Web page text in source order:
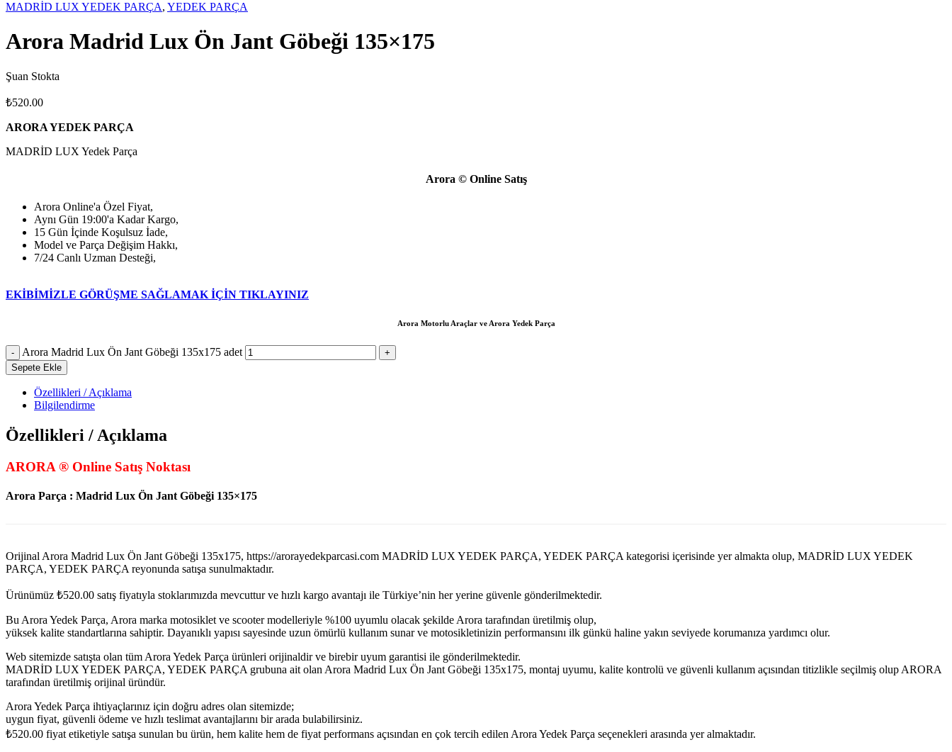
MADRİD LUX YEDEK PARÇA, YEDEK PARÇA
Arora Madrid Lux Ön Jant Göbeği 135×175
Şuan Stokta
₺520.00
ARORA YEDEK PARÇA
MADRİD LUX Yedek Parça
Arora © Online Satış
Arora Online'a Özel Fiyat,
Aynı Gün 19:00'a Kadar Kargo,
15 Gün İçinde Koşulsuz İade,
Model ve Parça Değişim Hakkı,
7/24 Canlı Uzman Desteği,
EKİBİMİZLE GÖRÜŞME SAĞLAMAK İÇİN TIKLAYINIZ
Arora Motorlu Araçlar ve Arora Yedek Parça
Arora Madrid Lux Ön Jant Göbeği 135x175 adet
Sepete Ekle
Özellikleri / Açıklama
Bilgilendirme
Özellikleri / Açıklama
ARORA ® Online Satış Noktası
Arora Parça : Madrid Lux Ön Jant Göbeği 135×175
Orijinal Arora Madrid Lux Ön Jant Göbeği 135x175, https://arorayedekparcasi.com MADRİD LUX YEDEK PARÇA, YEDEK PARÇA kategorisi içerisinde yer almakta olup, MADRİD LUX YEDEK
PARÇA, YEDEK PARÇA reyonunda satışa sunulmaktadır.
Ürünümüz ₺520.00 satış fiyatıyla stoklarımızda mevcuttur ve hızlı kargo avantajı ile Türkiye’nin her yerine güvenle gönderilmektedir.
Bu Arora Yedek Parça, Arora marka motosiklet ve scooter modelleriyle %100 uyumlu olacak şekilde Arora tarafından üretilmiş olup,
yüksek kalite standartlarına sahiptir. Dayanıklı yapısı sayesinde uzun ömürlü kullanım sunar ve motosikletinizin performansını ilk günkü haline yakın seviyede korumanıza yardımcı olur.
Web sitemizde satışta olan tüm Arora Yedek Parça ürünleri orijinaldir ve birebir uyum garantisi ile gönderilmektedir.
MADRİD LUX YEDEK PARÇA, YEDEK PARÇA grubuna ait olan Arora Madrid Lux Ön Jant Göbeği 135x175, montaj uyumu, kalite kontrolü ve güvenli kullanım açısından titizlikle seçilmiş olup ARORA
tarafından üretilmiş orijinal üründür.
Arora Yedek Parça ihtiyaçlarınız için doğru adres olan sitemizde;
uygun fiyat, güvenli ödeme ve hızlı teslimat avantajlarını bir arada bulabilirsiniz.
₺520.00 fiyat etiketiyle satışa sunulan bu ürün, hem kalite hem de fiyat performans açısından en çok tercih edilen Arora Yedek Parça seçenekleri arasında yer almaktadır.